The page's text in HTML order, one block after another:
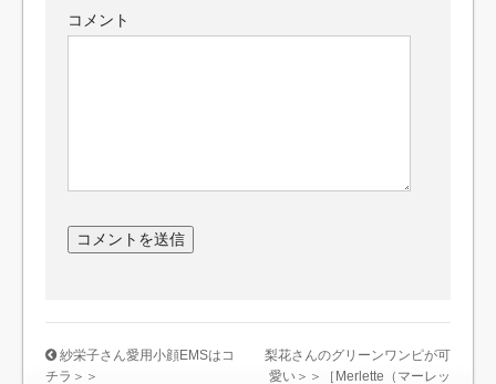
コメント
紗栄子さん愛用小顔EMSはコ
チラ＞＞
梨花さんのグリーンワンピが可
愛い＞＞［Merlette（マーレッ